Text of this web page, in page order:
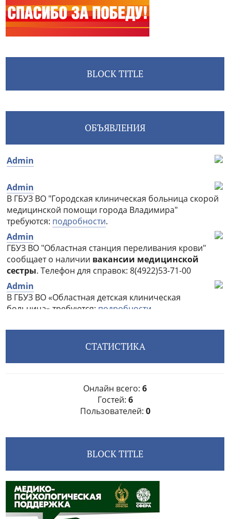
BLOCK TITLE
ОБЪЯВЛЕНИЯ
СТАТИСТИКА
Онлайн всего: 6
Гостей: 6
Пользователей: 0
BLOCK TITLE